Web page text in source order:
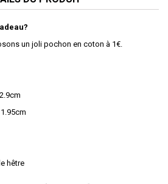
un joli pochon en coton à 1€.
hêtre